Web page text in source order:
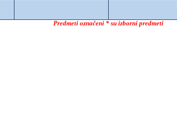
Predmeti označeni * su izborni predmeti